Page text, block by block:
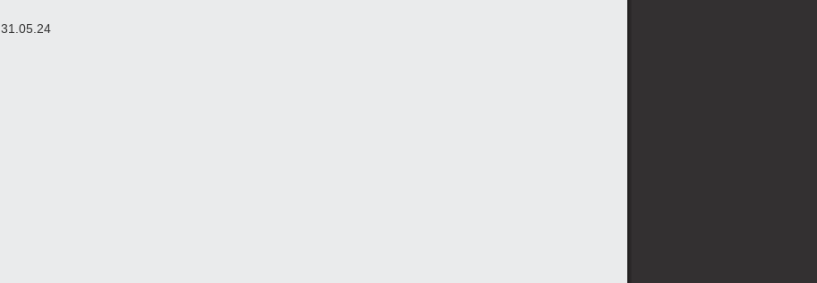
31.05.24